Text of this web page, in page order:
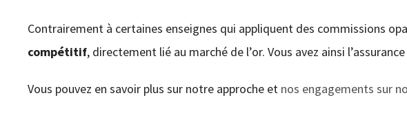
Contrairement à certaines enseignes qui appliquent des commissions
compétitif, directement lié au marché de l’or. Vous avez ainsi
Vous pouvez en savoir plus sur notre approche et nos engagements sur